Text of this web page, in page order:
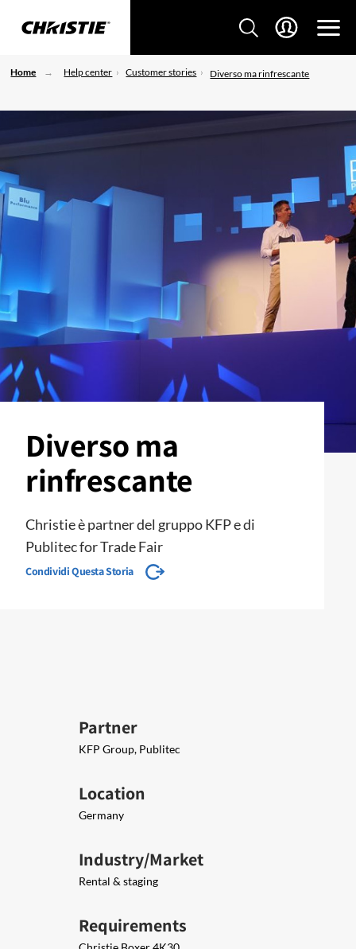
Home Help center Customer stories Diverso ma rinfrescante
Diverso ma
rinfrescante
Christie è partner del gruppo KFP e di
Publitec for Trade Fair
Condividi Questa Storia
Partner
KFP Group, Publitec
Location
Germany
Industry/Market
Rental & staging
Requirements